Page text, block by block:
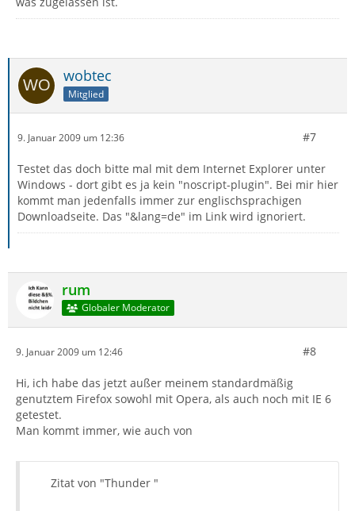
wobtec
Mitglied
9. Januar 2009 um 12:36 #7
Testet das doch bitte mal mit dem Internet Explorer unter
Windows - dort gibt es ja kein "noscript-plugin". Bei mir hier
kommt man jedenfalls immer zur englischsprachigen
Downloadseite. Das "&lang=de" im Link wird ignoriert.
rum
Globaler Moderator
9. Januar 2009 um 12:46 #8
Hi, ich habe das jetzt außer meinem standardmäßig
genutztem Firefox sowohl mit Opera, als auch noch mit IE 6
getestet.
Man kommt immer, wie auch von
Zitat von "Thunder "